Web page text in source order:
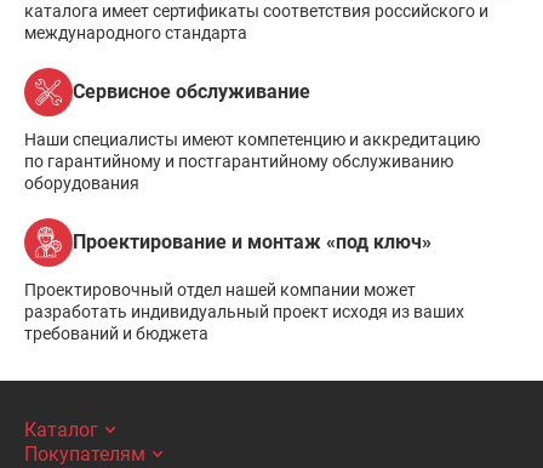
каталога имеет сертификаты соответствия российского и
международного стандарта
Сервисное обслуживание
Наши специалисты имеют компетенцию и аккредитацию
по гарантийному и постгарантийному обслуживанию
оборудования
Проектирование и монтаж «под ключ»
Проектировочный отдел нашей компании может
разработать индивидуальный проект исходя из ваших
требований и бюджета
Каталог
Покупателям